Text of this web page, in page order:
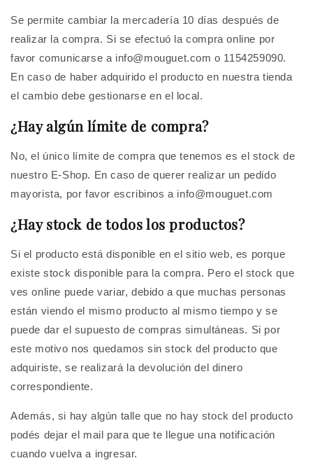
Se permite cambiar la mercadería 10 días después de
realizar la compra. Si se efectuó la compra online por
favor comunicarse a info@mouguet.com o 1154259090.
En caso de haber adquirido el producto en nuestra tienda
el cambio debe gestionarse en el local.
¿Hay algún límite de compra?
No, el único límite de compra que tenemos es el stock de
nuestro E-Shop. En caso de querer realizar un pedido
mayorista, por favor escribinos a info@mouguet.com
¿Hay stock de todos los productos?
Si el producto está disponible en el sitio web, es porque
existe stock disponible para la compra. Pero el stock que
ves online puede variar, debido a que muchas personas
están viendo el mismo producto al mismo tiempo y se
puede dar el supuesto de compras simultáneas. Si por
este motivo nos quedamos sin stock del producto que
adquiriste, se realizará la devolución del dinero
correspondiente.
Además, si hay algún talle que no hay stock del producto
podés dejar el mail para que te llegue una notificación
cuando vuelva a ingresar.